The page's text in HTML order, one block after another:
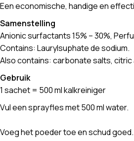
Een economische, handige en
Samenstelling
Anionic surfactants 15% – 30%,
Contains: Laurylsuphate de sodium.
Also contains: carbonate salts, citric
Gebruik
1 sachet = 500 ml kalkreiniger
Vul een sprayfles met 500 ml water.
Voeg het poeder toe en schud